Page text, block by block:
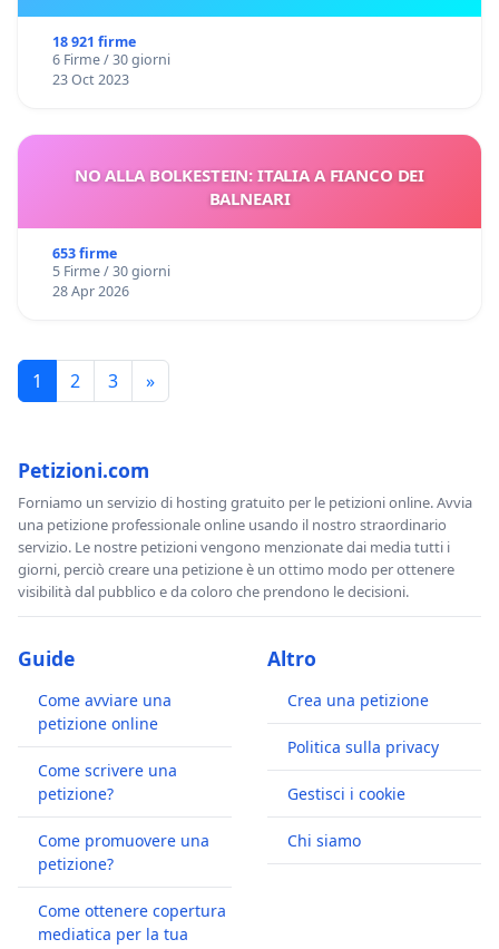
18 921 firme
6 Firme / 30 giorni
23 Oct 2023
NO ALLA BOLKESTEIN: ITALIA A FIANCO DEI
BALNEARI
653 firme
5 Firme / 30 giorni
28 Apr 2026
1 2 3 »
Petizioni.com
Forniamo un servizio di hosting gratuito per le petizioni online. Avvia
una petizione professionale online usando il nostro straordinario
servizio. Le nostre petizioni vengono menzionate dai media tutti i
giorni, perciò creare una petizione è un ottimo modo per ottenere
visibilità dal pubblico e da coloro che prendono le decisioni.
Guide
Come avviare una
petizione online
Come scrivere una
petizione?
Come promuovere una
petizione?
Come ottenere copertura
mediatica per la tua
Altro
Crea una petizione
Politica sulla privacy
Gestisci i cookie
Chi siamo